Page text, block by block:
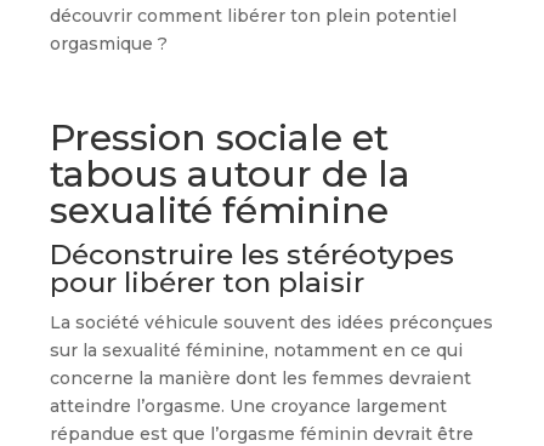
découvrir comment libérer ton plein potentiel
orgasmique ?
Pression sociale et
tabous autour de la
sexualité féminine
Déconstruire les stéréotypes
pour libérer ton plaisir
La société véhicule souvent des idées préconçues
sur la sexualité féminine, notamment en ce qui
concerne la manière dont les femmes devraient
atteindre l’orgasme. Une croyance largement
répandue est que l’orgasme féminin devrait être